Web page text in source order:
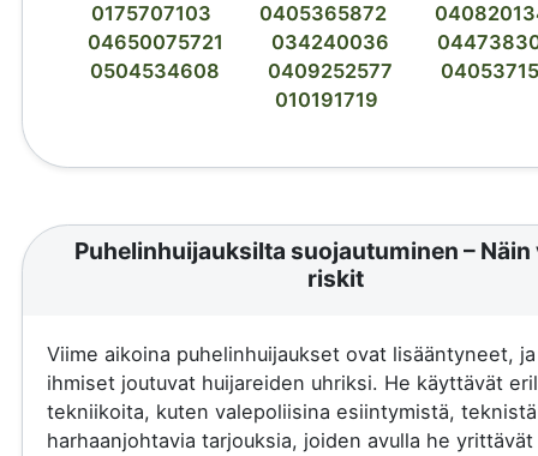
0175707103 0405365872
04650075721
034240036
0504534608
0409252577
010191719
Puhelinhuijauksilta suojautuminen – Näin
riskit
Viime aikoina puhelinhuijaukset ovat lisääntyneet,
ihmiset joutuvat huijareiden uhriksi. He käyttävät
tekniikoita, kuten valepoliisina esiintymistä,
harhaanjohtavia tarjouksia, joiden avulla he yrittävät